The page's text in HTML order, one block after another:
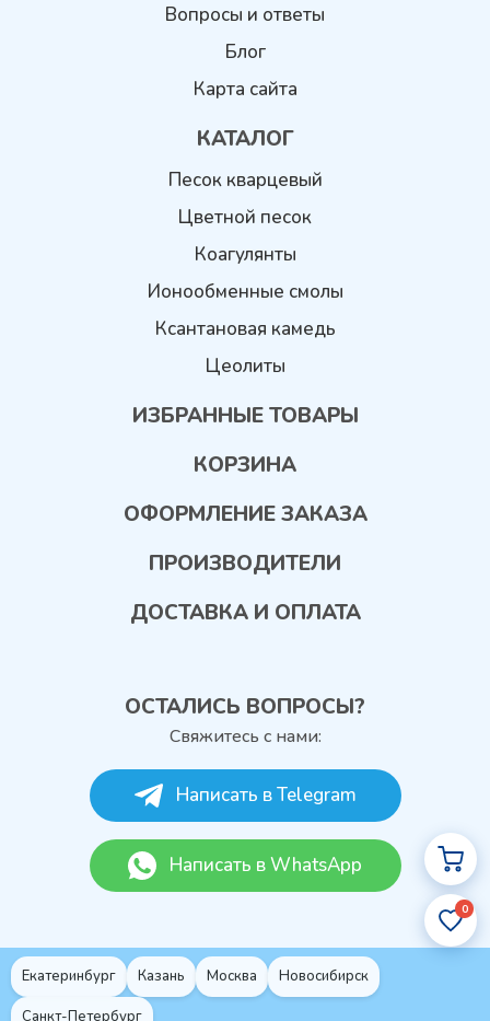
0
Вопросы и ответы
Блог
Карта сайта
КАТАЛОГ
Песок кварцевый
Цветной песок
Коагулянты
Ионообменные смолы
Ксантановая камедь
Цеолиты
ИЗБРАННЫЕ ТОВАРЫ
КОРЗИНА
ОФОРМЛЕНИЕ ЗАКАЗА
ПРОИЗВОДИТЕЛИ
ДОСТАВКА И ОПЛАТА
ОСТАЛИСЬ ВОПРОСЫ?
Свяжитесь с нами:
Написать в Telegram
Написать в WhatsApp
Екатеринбург Казань Москва Новосибирск
Санкт-Петербург